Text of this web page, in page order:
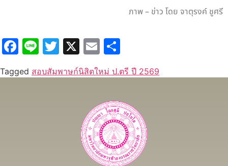
ภาพ – ข่าว โดย จาตุรงค์ ชูศรี
Facebook
LineTwitter
X Email
Tagged สอบสัมพาษก์นิสิตใหม่ ป.ตรี ปี 2569